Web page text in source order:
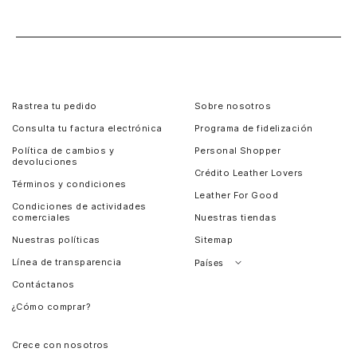
Rastrea tu pedido
Consulta tu factura electrónica
Política de cambios y
devoluciones
Términos y condiciones
Condiciones de actividades
comerciales
Nuestras políticas
Línea de transparencia
Contáctanos
¿Cómo comprar?
Sobre nosotros
Programa de fidelización
Personal Shopper
Crédito Leather Lovers
Leather For Good
Nuestras tiendas
Sitemap
Países
Crece con nosotros